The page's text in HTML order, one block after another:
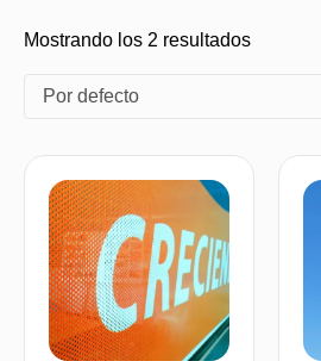
Mostrando los 2 resultados
Por defecto